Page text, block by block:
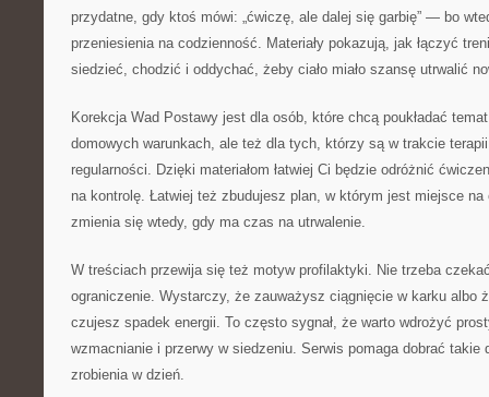
przydatne, gdy ktoś mówi: „ćwiczę, ale dalej się garbię” — bo
przeniesienia na codzienność. Materiały pokazują, jak łączyć
siedzieć, chodzić i oddychać, żeby ciało miało szansę utrwalić
Korekcja Wad Postawy jest dla osób, które chcą poukładać
domowych warunkach, ale też dla tych, którzy są w trakcie
regularności. Dzięki materiałom łatwiej Ci będzie odróżnić
na kontrolę. Łatwiej też zbudujesz plan, w którym jest miejsce na
zmienia się wtedy, gdy ma czas na utrwalenie.
W treściach przewija się też motyw profilaktyki. Nie trzeba
ograniczenie. Wystarczy, że zauważysz ciągnięcie w karku albo
czujesz spadek energii. To często sygnał, że warto wdrożyć
wzmacnianie i przerwy w siedzeniu. Serwis pomaga dobrać takie
zrobienia w dzień.